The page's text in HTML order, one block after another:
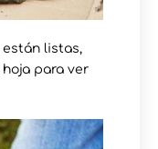
están listas,
para ver